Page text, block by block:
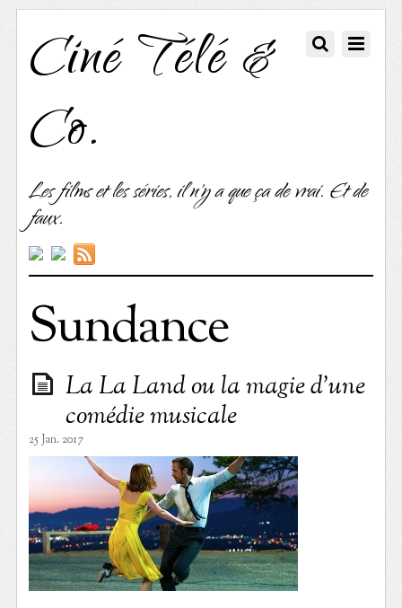
Ciné Télé &
Co.
Les films et les séries, il n'y a que ça de vrai. Et de
faux.
Sundance
La La Land ou la magie d’une
comédie musicale
25 Jan. 2017